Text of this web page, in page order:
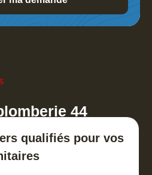
44
qualifiés pour vos